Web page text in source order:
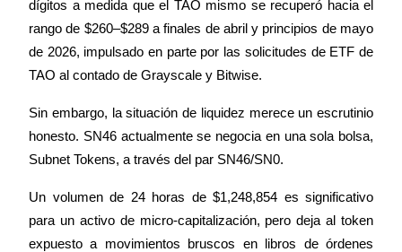
Invita a un amigo para recibir recompensas en efectivo
Deposit CASHCAT & Win
dígitos a medida que el TAO mismo se recuperó hacia el
rango de $260–$289 a finales de abril y principios de mayo
de 2026, impulsado en parte por las solicitudes de ETF de
TAO al contado de Grayscale y Bitwise.
Sin embargo, la situación de liquidez merece un escrutinio
honesto. SN46 actualmente se negocia en una sola bolsa,
Subnet Tokens, a través del par SN46/SN0.
Un volumen de 24 horas de $1,248,854 es significativo
para un activo de micro-capitalización, pero deja al token
expuesto a movimientos bruscos en libros de órdenes